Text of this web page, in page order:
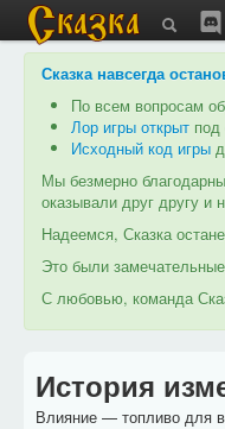
Сказка навсегда
По всем вопросам
Лор игры открыт под
Исходный код игры
Мы безмерно
оказывали друг другу и
Надеемся, Сказка
Это были
С любовью, команда
История
Влияние — топливо для